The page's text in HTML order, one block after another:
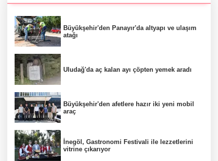
Büyükşehir'den Panayır'da altyapı ve ulaşım
atağı
Uludağ'da aç kalan ayı çöpten yemek aradı
Büyükşehir'den afetlere hazır iki yeni mobil
araç
İnegöl, Gastronomi Festivali ile lezzetlerini
vitrine çıkarıyor